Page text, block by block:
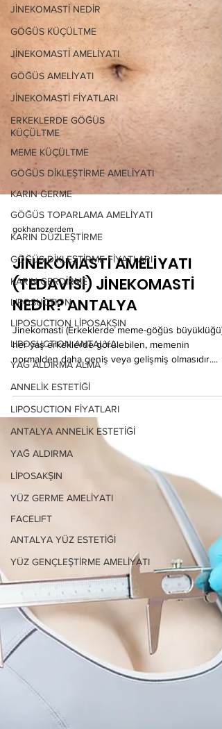
JİNEKOMASTİ NEDİR
GÖĞÜS KÜÇÜLTME
JİNEKOMASTİ AMELİYATI
GÖĞÜS AMELİYATI
JİNEKOMASTİ FİYATLARI
ERKEKLERDE GÖĞÜS
KÜÇÜLTME
MEME KÜÇÜLTME
GÖĞÜS DİKLEŞTİRME AMELİYATI
KARIN GERME
GÖĞÜS TOPARLAMA AMELİYATI
KARIN DÜZLEŞTİRME
GÖĞÜS DİKLEŞTİRME FİYATLARI
KARIN GERDİRME
LIPOSUCTION
LIPOSUCTION LİPOSAKŞIN
LIPOSUCTION ANTALYA
YAĞ ALDIRMA ALMA
ANNELİK ESTETİĞİ
LIPOSUCTION FİYATLARI
ANTALYA ANNELİK ESTETİĞİ
YAĞ ALDIRMA
LİPOSAKŞIN
YÜZ GERME AMELİYATI
FACELIFT
ANTALYA YÜZ ESTETİĞİ
YÜZ GENÇLEŞTİRME AMELİYATI
gokhanozerdem
JİNEKOMASTİ AMELİYATI
(TEDAVİSİ) JİNEKOMASTİ
NEDİR? ANTALYA
Jinekomasti (Erkeklerde meme-göğüs büyüklüğü)
her yaş erkeklerde görülebilen, memenin
normalden daha geniş veya gelişmiş olmasıdır....